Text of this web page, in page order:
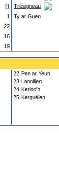
11 Trésigneau
1 Ty ar Guen
22
16
19
22 Pen ar Yeun
23 Lannilien
24 Kerloc'h
25 Kerguélen